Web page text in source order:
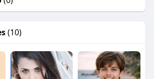
(10)